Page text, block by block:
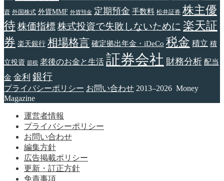
資 外国株式 外貨MMF 外貨預金 定期預金 手数料 松井証券 株主優
待株価指標株式投資で失敗しないために 楽天証
券 楽天銀行 相場格言 確定拠出年金・iDeCo 税金 積立 積
立投資 節税 老後のお金と生活 証券会社 財務分析 配当
金 金利 銀行
プライバシーポリシー お問い合わせ 2013–2026 Money
Magazine
運営者情報
プライバシーポリシー
お問い合わせ
編集方針
広告掲載ポリシー
更新・訂正方針
免責事項